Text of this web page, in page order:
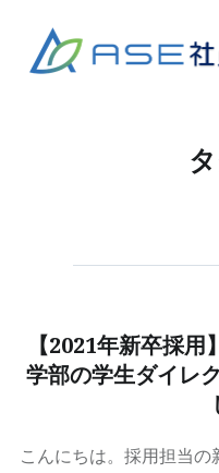
【2021年新卒採
学部の学生ダイレ
こんにちは。採用担当